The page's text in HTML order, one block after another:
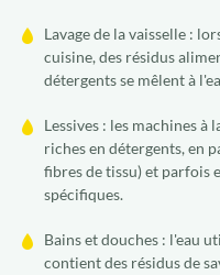
Lavage de la vaisselle :
cuisine, des résidus
détergents se mêlent à
Lessives : les machines à
riches en détergents, en
fibres de tissu) et parfois
spécifiques.
Bains et douches : l'eau
contient des résidus de